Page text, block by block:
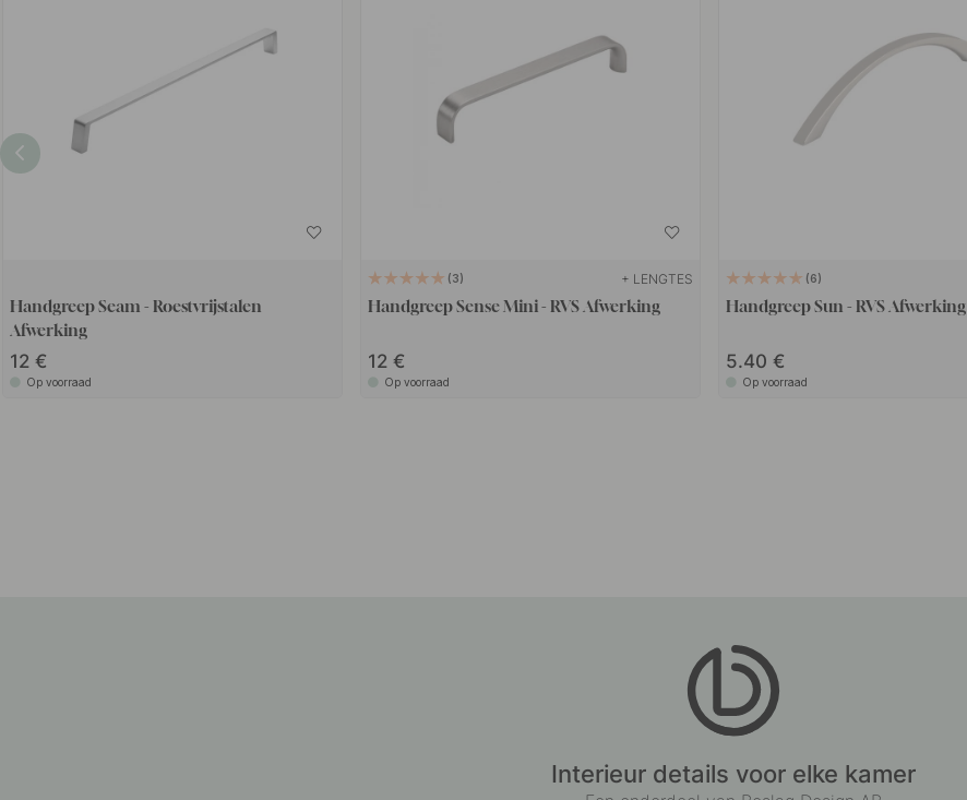
Handgreep Seam - Roestvrijstalen
Afwerking
12
Op voorraad
3 + LENGTES
Handgreep Sense Mini - RVS Afwerking
12
Op voorraad
6
Handgreep Sun - RVS Afwerking
5.40
Op voorraad
Interieur details voor elke kamer